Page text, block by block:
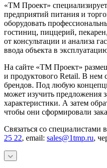
«ТМ Проект»
предприятий питания и
оборудовать
гостиниц, пиццерий,
от консультации и анализа
ввода объекта в
На сайте «ТМ Проект»
и продуктового Retail. В нем
брендов. Под любую
может изучить предложения
характеристики. А затем
чтобы они сформировали
Связаться со специалистами
25 22, email: sales@1tmp.ru,